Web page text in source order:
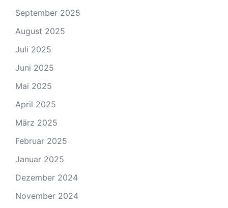
September 2025
August 2025
Juli 2025
Juni 2025
Mai 2025
April 2025
März 2025
Februar 2025
Januar 2025
Dezember 2024
November 2024